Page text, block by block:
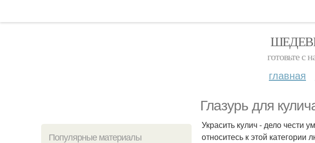
готовьте с
главная
Глазурь для
Популярные материалы
Украсить кулич - дело чести
относитесь к этой